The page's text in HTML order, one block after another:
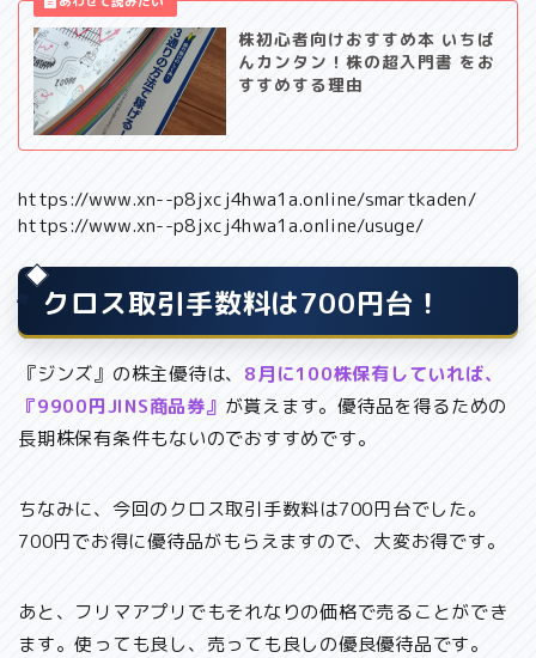
株初心者向けおすすめ本 いちば
んカンタン！株の超入門書 をお
すすめする理由
https://www.xn--p8jxcj4hwa1a.online/smartkaden/
https://www.xn--p8jxcj4hwa1a.online/usuge/
クロス取引手数料は700円台！
『ジンズ』の株主優待は、 8月に100株保有していれば、
『9900円JINS商品券』 が貰えます。優待品を得るための
長期株保有条件もないのでおすすめです。
ちなみに、今回のクロス取引手数料は700円台でした。
700円でお得に優待品がもらえますので、大変お得です。
あと、フリマアプリでもそれなりの価格で売ることができ
ます。使っても良し、売っても良しの優良優待品です。